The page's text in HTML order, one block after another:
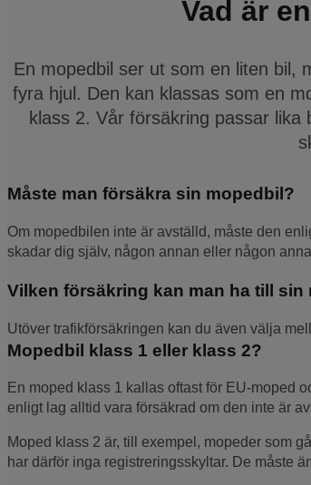
Vad är
En mopedbil ser ut som en liten bil,
fyra hjul. Den kan klassas som en
klass 2. Vår försäkring passar
Måste man försäkra sin mopedbil?
Om mopedbilen inte är avställd, måste den
skadar dig själv, någon annan eller någon
Vilken försäkring kan man ha till sin
Utöver trafikförsäkringen kan du även välja
Mopedbil klass 1 eller klass 2?
En moped klass 1 kallas oftast för EU-moped
enligt lag alltid vara försäkrad om den inte är
Moped klass 2 är, till exempel, mopeder som
har därför inga registreringsskyltar. De måste